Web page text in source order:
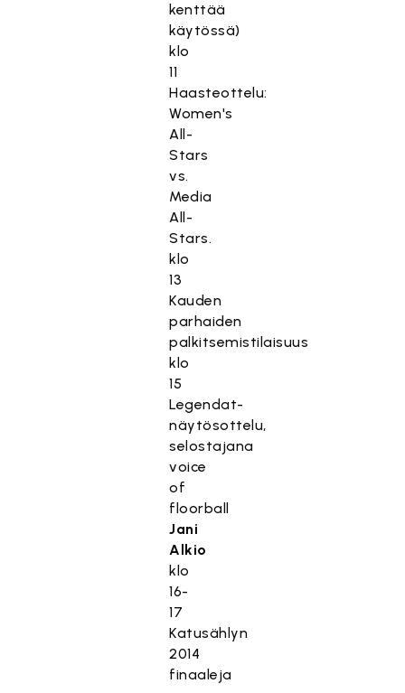
kenttää
käytössä)
klo
11
Haasteottelu:
Women's
All-
Stars
vs.
Media
All-
Stars.
klo
13
Kauden
parhaiden
palkitsemistilaisuus
klo
15
Legendat-
näytösottelu,
selostajana
voice
of
floorball
Jani
Alkio
klo
16-
17
Katusählyn
2014
finaaleja